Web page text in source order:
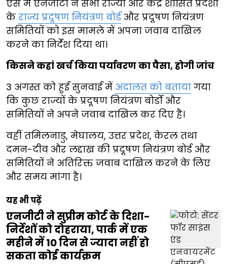
ऐसे में एनजीटी ने सभी राज्यों और केंद्र शासित प्रदेशों
के राज्य प्रदूषण नियंत्रण बोर्डऔर प्रदूषण नियंत्रण
समितियों को इस मामले में अपना जवाब दाखिल
करने का निर्देश दिया था।
किसने कहां खर्च किया पर्यावरण का पैसा, होगी जांच
3 अगस्त को हुई सुनवाई में अदालत को बताया गया
कि कुछ राज्यों के प्रदूषण नियंत्रण बोर्डों और
समितियों ने अपने जवाब दाखिल कर दिए हैं।
वहीं तमिलनाडु, मेघालय, उत्तर प्रदेश, केरल तथा
दमन-दीव और लद्दाख की प्रदूषण नियंत्रण बोर्ड और
समितियों ने अतिरिक्त जवाब दाखिल करने के लिए
और समय मांगा है।
यह भी पढ़ें
एनजीटी ने सुप्रीम कोर्ट के दिशा-
निर्देशों को दोहराया, पार्क में एक
महीने में 10 दिन से ज्यादा नहीं हो
सकता कोई कार्यक्रम